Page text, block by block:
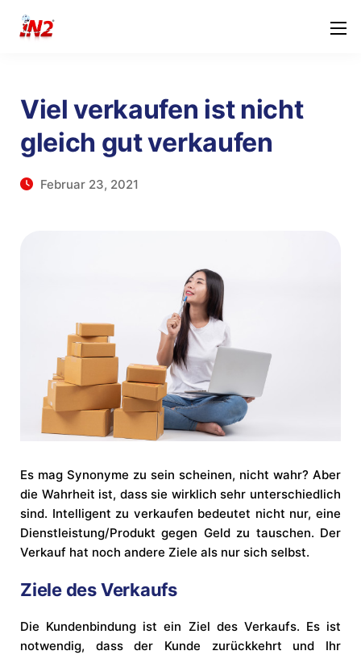
Viel verkaufen ist nicht
gleich gut verkaufen
Februar 23, 2021
Es mag Synonyme zu sein scheinen, nicht wahr? Aber
die Wahrheit ist, dass sie wirklich sehr unterschiedlich
sind. Intelligent zu verkaufen bedeutet nicht nur, eine
Dienstleistung/Produkt gegen Geld zu tauschen. Der
Verkauf hat noch andere Ziele als nur sich selbst.
Ziele des Verkaufs
Die Kundenbindung ist ein Ziel des Verkaufs. Es ist
notwendig, dass der Kunde zurückkehrt und Ihr